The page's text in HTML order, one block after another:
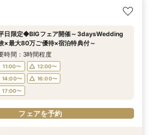
ンライン相談会】ご自宅からPCやスマホに
13:00〜
14:00〜
15:00〜
16:00〜
17:00〜
フェアを予約
で完結◆お得なブライダルフェア◆
11:00〜
13:00〜
15:00〜
17:00〜
フェアを予約
日限定◆BIGフェア開催～3daysWedding
×最大80万ご優待×宿泊特典付～
時間：3時間程度
11:00〜
12:00〜
14:00〜
16:00〜
17:00〜
フェアを予約